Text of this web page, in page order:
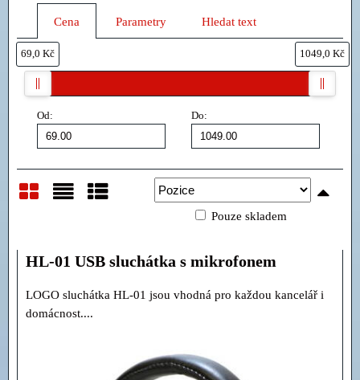
Cena Parametry Hledat text
Od: Do:
69,0 Kč 1049,0 Kč
Pouze skladem
HL-01 USB sluchátka s mikrofonem
LOGO sluchátka HL-01 jsou vhodná pro každou kancelář i
domácnost....